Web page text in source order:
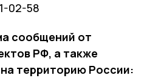
02-58
сообщений от
РФ, а также
территорию России: